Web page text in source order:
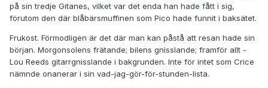
på sin tredje Gitanes, vilket var det enda han hade fått i sig,
förutom den där blåbärsmuffinen som Pico hade funnit i baksätet.
Frukost. Förmodligen är det där man kan påstå att resan hade sin
början. Morgonsolens frätande; bilens gnisslande; framför allt -
Lou Reeds gitarrgnisslande i bakgrunden. Inte för intet som Crice
nämnde onanerar i sin vad-jag-gör-för-stunden-lista.